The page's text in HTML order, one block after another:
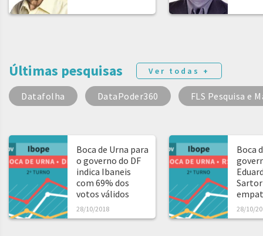
Últimas pesquisas Ver todas +
Datafolha DataPoder360 FLS Pesquisa e
Boca de Urna para
o governo do DF
indica Ibaneis
com 69% dos
votos válidos
28/10/2018
Boca
28/10/